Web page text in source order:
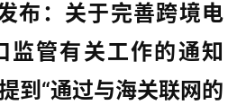
布：关于完善跨境电
监管有关工作的通知
到“通过与海关联网的